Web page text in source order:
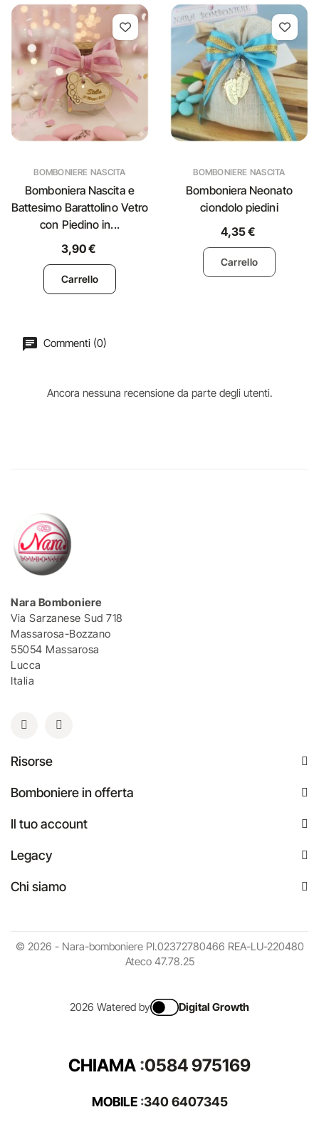
BOMBONIERE NASCITA
Bomboniera Nascita e
Battesimo Barattolino Vetro
con Piedino in...
3,90 €
Carrello
BOMBONIERE NASCITA
Bomboniera Neonato
ciondolo piedini
4,35 €
Carrello
Commenti (0)
Ancora nessuna recensione da parte degli utenti.
Nara Bomboniere
Via Sarzanese Sud 718
Massarosa-Bozzano
55054 Massarosa
Lucca
Italia
Risorse
Bomboniere in offerta
Il tuo account
Legacy
Chi siamo
© 2026 - Nara-bomboniere PI.02372780466 REA-LU-220480
Ateco 47.78.25
2026 Watered by Digital Growth
CHIAMA :0584 975169
MOBILE:340 6407345